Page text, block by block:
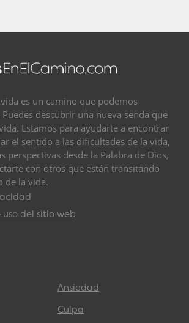
es un camino que podemos
descubrir una nueva senda que
Estamos para ayudarte a encontrar
el sentido a las dificultades de la vida,
perspectivas desde la Palabra de Dios,
con otros que están transitando
de la vida.
del sitio web
Ansiedad
Culpa